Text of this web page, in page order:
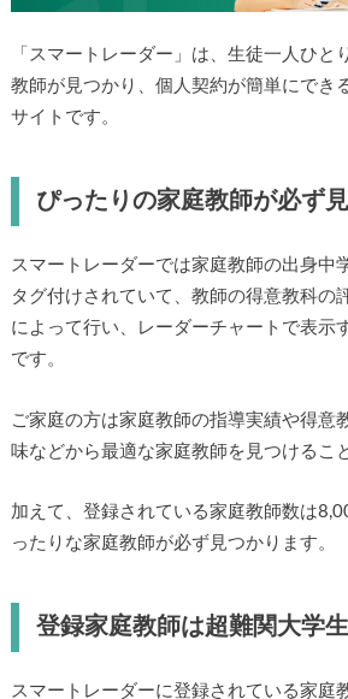
「スマートレーダー」は、生徒一人ひと
教師が見つかり、個人契約が簡単にでき
サイトです。
ぴったりの家庭教師が必ず
スマートレーダーでは家庭教師の出身中
タグ付けされていて、教師の得意教科の
によって行い、レーダーチャートで表示
です。
ご家庭の方は家庭教師の指導実績や得意
味などから最適な家庭教師を見つけるこ
加えて、登録されている家庭教師数は
ったりな家庭教師が必ず見つかります。
登録家庭教師は超難関大学生
スマートレーダーに登録されている家庭